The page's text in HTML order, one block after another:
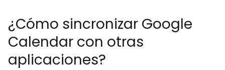
¿Cómo sincronizar Google
Calendar con otras
aplicaciones?